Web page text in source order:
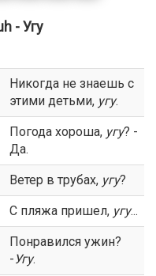
- Угу
Никогда не знаешь с
этими детьми, угу.
Погода хороша, угу? -
Да.
Ветер в трубах, угу?
С пляжа пришел, угу...
Понравился ужин?
-Угу.